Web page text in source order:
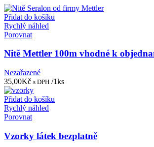
Přidat do košíku
Rychlý náhled
Porovnat
Nitě Mettler 100m vhodné k
Nezařazené
35,00Kč s DPH /1ks
Přidat do košíku
Rychlý náhled
Porovnat
Vzorky látek bezplatně